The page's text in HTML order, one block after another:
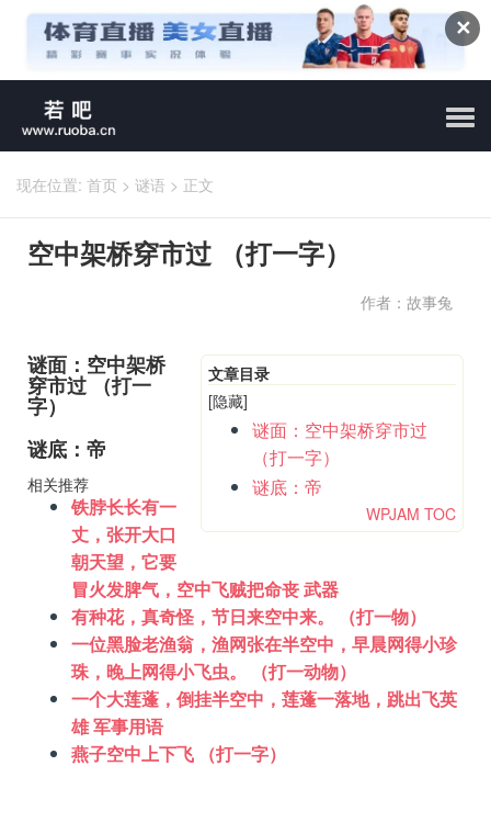
✕
现在位置: 首页 > 谜语 > 正文
空中架桥穿市过 （打一字）
作者：故事兔
文章目录
[隐藏]
谜面：空中架桥穿市过
（打一字）
谜底：帝
WPJAM TOC
谜面：空中架桥
穿市过 （打一
字）
谜底：帝
相关推荐
铁脖长长有一
丈，张开大口
朝天望，它要
冒火发脾气，空中飞贼把命丧 武器
有种花，真奇怪，节日来空中来。 （打一物）
一位黑脸老渔翁，渔网张在半空中，早晨网得小珍
珠，晚上网得小飞虫。 （打一动物）
一个大莲蓬，倒挂半空中，莲蓬一落地，跳出飞英
雄 军事用语
燕子空中上下飞 （打一字）